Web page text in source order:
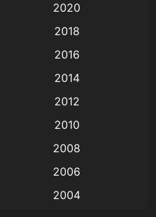
2020
2018
2016
2014
2012
2010
2008
2006
2004